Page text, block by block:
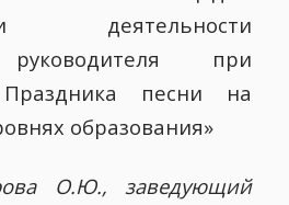
деятельности
руководителя при
Праздника песни на
образования»
О.Ю.,
заведующий